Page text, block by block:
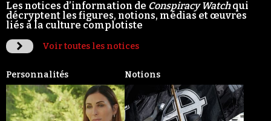
Les notices d’information de Conspiracy Watchqui
décryptent les figures, notions, médias et œuvres
liés à la culture complotiste
Voir toutes les notices
Personnalités Notions